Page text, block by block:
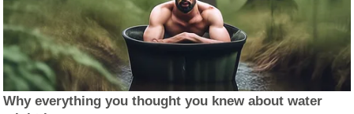
Why everything you thought you knew about water